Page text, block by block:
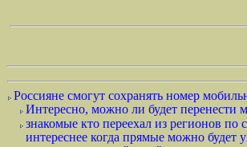
Россияне смогут сохранять номер
Интересно, можно ли будет перенести
знакомые кто переехал из регионов по
интереснее когда прямые можно будет